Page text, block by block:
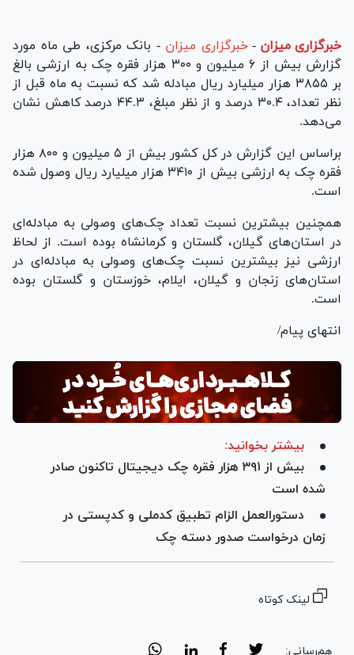
خبرگزاری میزان - خبرگزاری میزان- بانک مرکزی، طی ماه مورد
گزارش بیش از ۶ میلیون و ۳۰۰ هزار فقره چک به ارزشی بالغ
بر ۳۸۵۵ هزار میلیارد ریال مبادله شد که نسبت به ماه قبل از
نظر تعداد، ۳۰.۴ درصد و از نظر مبلغ، ۴۴.۳ درصد کاهش نشان
می‌دهد.
براساس این گزارش در کل کشور بیش از ۵ میلیون و ۸۰۰ هزار
فقره چک به ارزشی بیش از ۳۴۱۰ هزار میلیارد ریال وصول شده
است.
همچنین بیشترین نسبت تعداد چک‌های وصولی به مبادله‌ای
در استان‌های گیلان، گلستان و کرمانشاه بوده است. از لحاظ
ارزشی نیز بیشترین نسبت چک‌های وصولی به مبادله‌ای در
استان‌های زنجان و گیلان، ایلام، خوزستان و گلستان بوده
است.
انتهای پیام/
بیشتر بخوانید:
بیش از ۳۹۱ هزار فقره چک دیجیتال تاکنون صادر
شده است
دستورالعمل الزام تطبیق کدملی و کدپستی در
زمان درخواست صدور دسته چک
لینک کوتاه
هم‌رسانی: